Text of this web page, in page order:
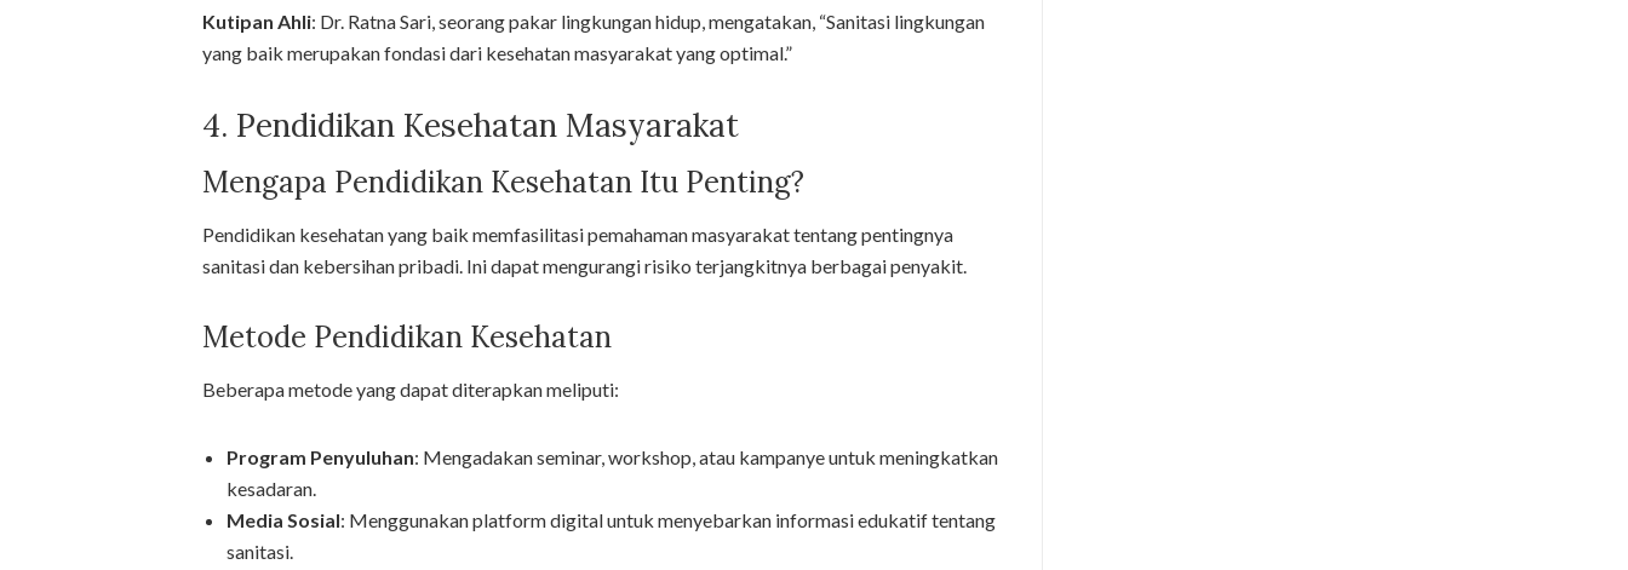
Kutipan Ahli: Dr. Ratna Sari, seorang pakar lingkungan hidup, mengatakan, “Sanitasi lingkungan
yang baik merupakan fondasi dari kesehatan masyarakat yang optimal.”
4. Pendidikan Kesehatan Masyarakat
Mengapa Pendidikan Kesehatan Itu Penting?
Pendidikan kesehatan yang baik memfasilitasi pemahaman masyarakat tentang pentingnya
sanitasi dan kebersihan pribadi. Ini dapat mengurangi risiko terjangkitnya berbagai penyakit.
Metode Pendidikan Kesehatan
Beberapa metode yang dapat diterapkan meliputi:
Program Penyuluhan: Mengadakan seminar, workshop, atau kampanye untuk meningkatkan
kesadaran.
Media Sosial: Menggunakan platform digital untuk menyebarkan informasi edukatif tentang
sanitasi.